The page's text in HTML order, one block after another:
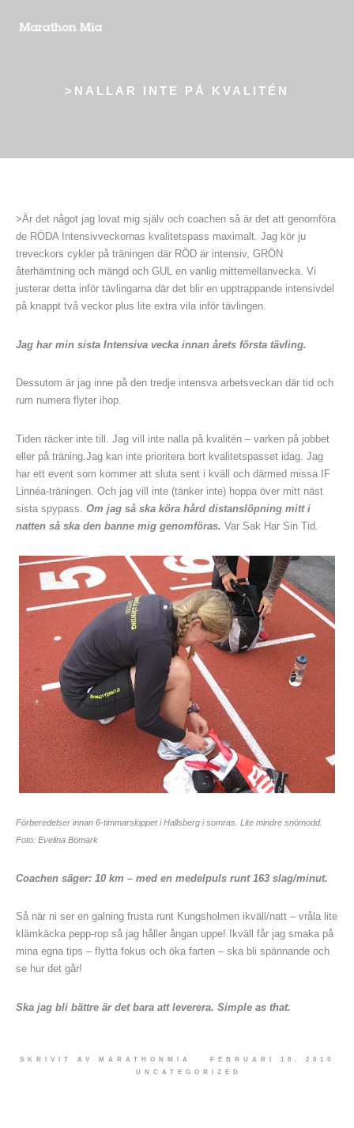
>NALLAR INTE PÅ KVALITÉN
>Är det något jag lovat mig själv och coachen så är det att genomföra
de RÖDA Intensivveckornas kvalitetspass maximalt. Jag kör ju
treveckors cykler på träningen där RÖD är intensiv, GRÖN
återhämtning och mängd och GUL en vanlig mittemellanvecka. Vi
justerar detta inför tävlingarna där det blir en upptrappande intensivdel
på knappt två veckor plus lite extra vila inför tävlingen.
Jag har min sista Intensiva vecka innan årets första tävling.
Dessutom är jag inne på den tredje intensva arbetsveckan där tid och
rum numera flyter ihop.
Tiden räcker inte till. Jag vill inte nalla på kvalitén – varken på jobbet
eller på träning.Jag kan inte prioritera bort kvalitetspasset idag. Jag
har ett event som kommer att sluta sent i kväll och därmed missa IF
Linnéa-träningen. Och jag vill inte (tänker inte) hoppa över mitt näst
sista spypass. Om jag så ska köra hård distanslöpning mitt i
natten så ska den banne mig genomföras. Var Sak Har Sin Tid.
Förberedelser innan 6-timmarsloppet i Hallsberg i somras. Lite mindre snömodd.
Foto: Evelina Bomark
Coachen säger: 10 km – med en medelpuls runt 163 slag/minut.
Så när ni ser en galning frusta runt Kungsholmen ikväll/natt – vråla lite
klämkäcka pepp-rop så jag håller ångan uppe! Ikväll får jag smaka på
mina egna tips – flytta fokus och öka farten – ska bli spännande och
se hur det går!
Ska jag bli bättre är det bara att leverera. Simple as that.
SKRIVIT AV MARATHONMIA
FEBRUARI 18, 2010
UNCATEGORIZED